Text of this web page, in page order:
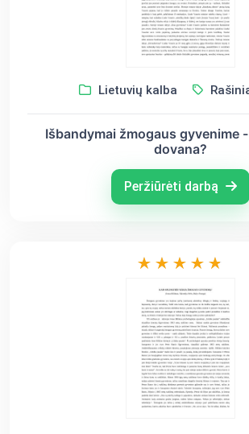
Lietuvių kalba
Išbandymai žmogaus gyvenime
dovana?
Peržiūrėti darbą